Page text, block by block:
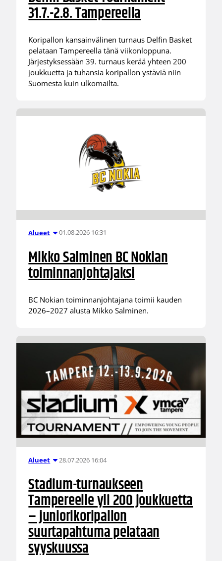
31.7.-2.8. Tampereella
Koripallon kansainvälinen turnaus Delfin Basket
pelataan Tampereella tänä viikonloppuna.
Järjestyksessään 39. turnaus kerää yhteen 200
joukkuetta ja tuhansia koripallon ystäviä niin
Suomesta kuin ulkomailta.
Alueet 01.08.2026 16:31
Mikko Salminen BC Nokian
toiminnanjohtajaksi
BC Nokian toiminnanjohtajana toimii kauden
2026–2027 alusta Mikko Salminen.
Alueet 28.07.2026 16:04
Stadium-turnaukseen
Tampereelle yli 200 joukkuetta
– juniorikoripallon
suurtapahtuma pelataan
syyskuussa